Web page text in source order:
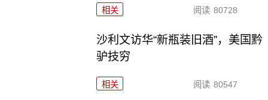
相关 阅读 80728
沙利文访华“新瓶装旧酒”，美国黔
驴技穷
相关 阅读 80547